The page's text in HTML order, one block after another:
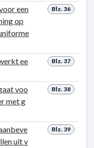
Blz. 36
een
op
Blz. 37
ee
Blz. 38
voo
met g
Blz. 39
uit v